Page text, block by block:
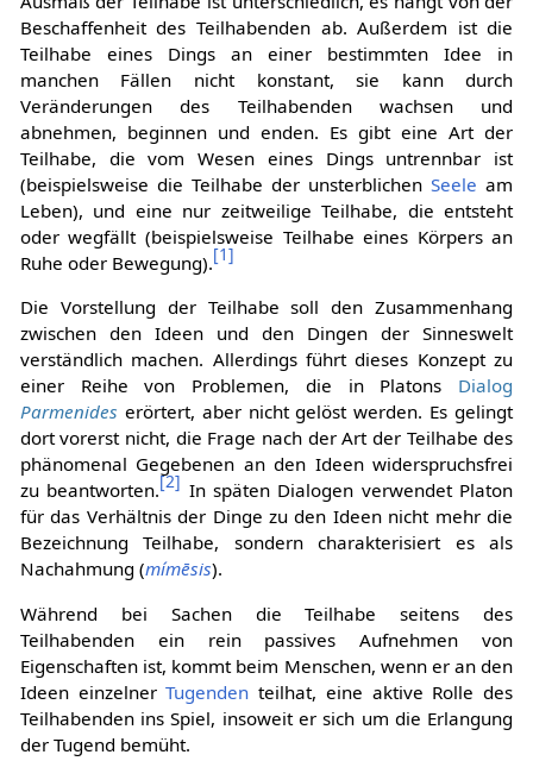
Beschaffenheit des Teilhabenden ab. Außerdem ist die
Teilhabe eines Dings an einer bestimmten Idee in
manchen Fällen nicht konstant, sie kann durch
Veränderungen des Teilhabenden wachsen und
abnehmen, beginnen und enden. Es gibt eine Art der
Teilhabe, die vom Wesen eines Dings untrennbar ist
(beispielsweise die Teilhabe der unsterblichenSeele am
Leben), und eine nur zeitweilige Teilhabe, die entsteht
oder wegfällt (beispielsweise Teilhabe eines Körpers an
Ruhe oder Bewegung).[1]
Die Vorstellung der Teilhabe soll den Zusammenhang
zwischen den Ideen und den Dingen der Sinneswelt
verständlich machen. Allerdings führt dieses Konzept zu
einer Reihe von Problemen, die in Platons Dialog
Parmenides erörtert, aber nicht gelöst werden. Es gelingt
dort vorerst nicht, die Frage nach der Art der Teilhabe des
phänomenal Gegebenen an den Ideen widerspruchsfrei
zu beantworten.[2] In späten Dialogen verwendet Platon
für das Verhältnis der Dinge zu den Ideen nicht mehr die
Bezeichnung Teilhabe, sondern charakterisiert es als
Nachahmung (mímēsis).
Während bei Sachen die Teilhabe seitens des
Teilhabenden ein rein passives Aufnehmen von
Eigenschaften ist, kommt beim Menschen, wenn er an den
Ideen einzelnerTugenden teilhat, eine aktive Rolle des
Teilhabenden ins Spiel, insoweit er sich um die Erlangung
der Tugend bemüht.